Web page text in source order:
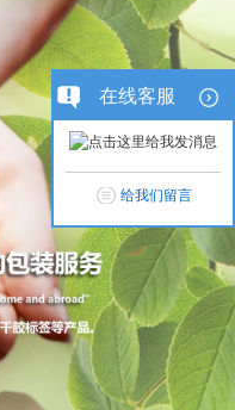
在线客服
给我们留言